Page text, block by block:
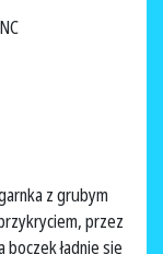
z grubym
przez
boczek ładnie się